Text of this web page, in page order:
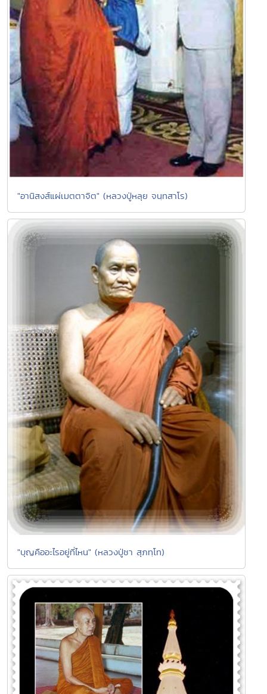
"อานิสงส์แผ่เมตตาจิต" (หลวงปู่หลุย จนฺทสาโร)
"บุญคืออะไรอยู่ที่ไหน" (หลวงปู่ชา สุภทฺโท)